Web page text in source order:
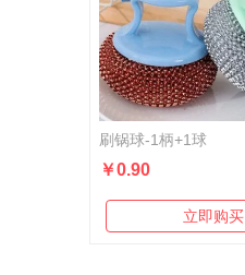
刷锅球-1柄+1球
￥0.90
立即购买